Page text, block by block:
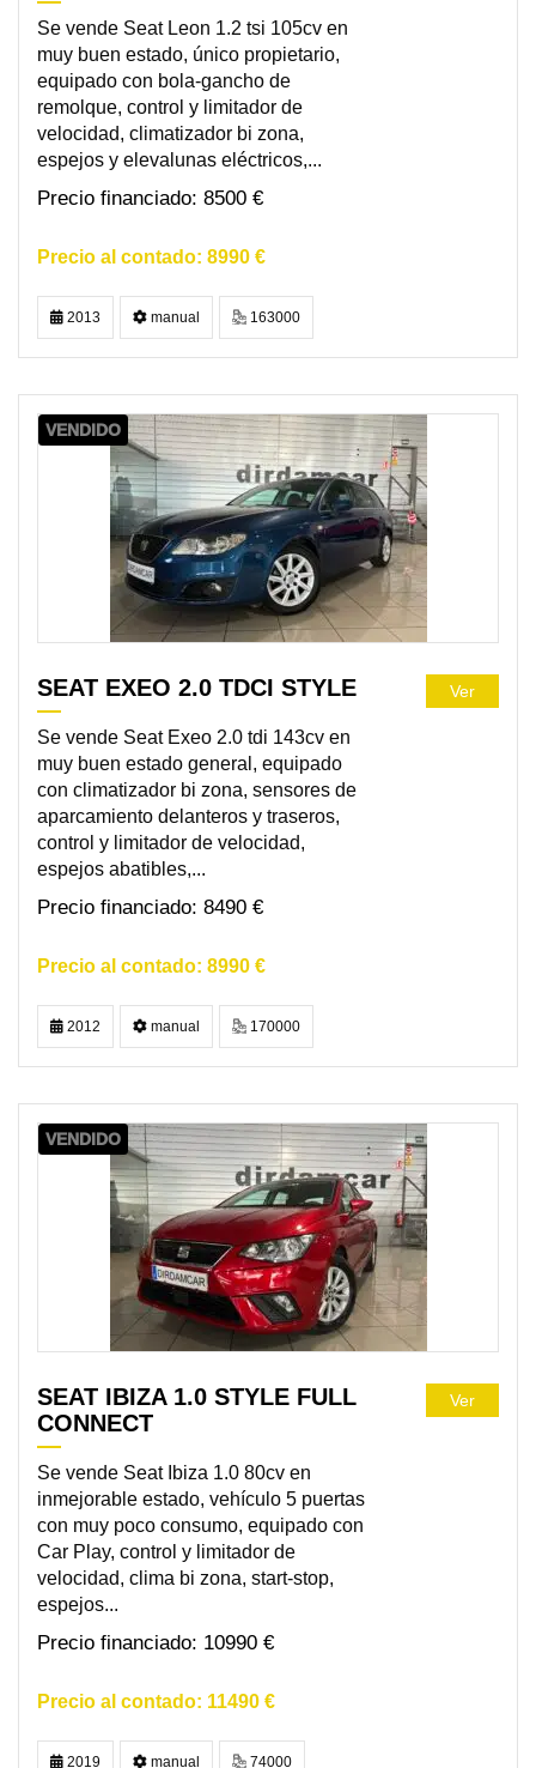
Se vende Seat Leon 1.2 tsi 105cv en
muy buen estado, único propietario,
equipado con bola-gancho de
remolque, control y limitador de
velocidad, climatizador bi zona,
espejos y elevalunas eléctricos,...
8500 €
8990 €
2013 manual 163000
VENDIDO
SEAT EXEO 2.0 TDCI STYLE
Se vende Seat Exeo 2.0 tdi 143cv en
muy buen estado general, equipado
con climatizador bi zona, sensores de
aparcamiento delanteros y traseros,
control y limitador de velocidad,
espejos abatibles,...
8490 €
8990 €
Ver
2012 manual 170000
VENDIDO
SEAT IBIZA 1.0 STYLE FULL
CONNECT
Se vende Seat Ibiza 1.0 80cv en
inmejorable estado, vehículo 5 puertas
con muy poco consumo, equipado con
Car Play, control y limitador de
velocidad, clima bi zona, start-stop,
espejos...
10990 €
11490 €
Ver
2019 manual 74000